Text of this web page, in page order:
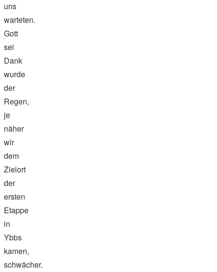
uns
warteten.
Gott
sei
Dank
wurde
der
Regen,
je
näher
wir
dem
Zielort
der
ersten
Etappe
in
Ybbs
kamen,
schwächer.